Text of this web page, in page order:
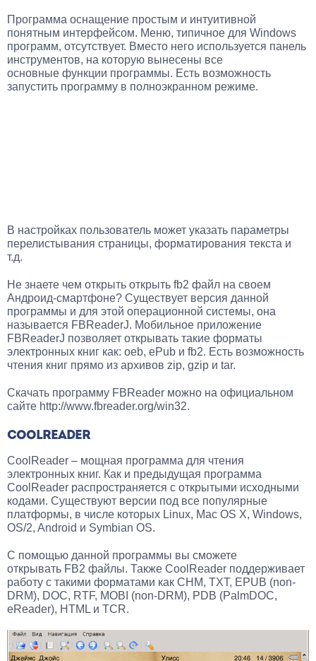
Программа оснащение простым и интуитивной
понятным интерфейсом. Меню, типичное для Windows
программ, отсутствует. Вместо него используется панель
инструментов, на которую вынесены все
основные функции программы. Есть возможность
запустить программу в полноэкранном режиме.
В настройках пользователь может указать параметры
перелистывания страницы, форматирования текста и
т.д.
Не знаете чем открыть открыть fb2 файл на своем
Андроид-смартфоне? Существует версия данной
программы и для этой операционной системы, она
называется FBReaderJ. Мобильное приложение
FBReaderJ позволяет открывать такие форматы
электронных книг как: oeb, ePub и fb2. Есть возможность
чтения книг прямо из архивов zip, gzip и tar.
Скачать программу FBReader можно на официальном
сайте http://www.fbreader.org/win32.
COOLREADER
CoolReader – мощная программа для чтения
электронных книг. Как и предыдущая программа
CoolReader распространяется с открытыми исходными
кодами. Существуют версии под все популярные
платформы, в числе которых Linux, Mac OS X, Windows,
OS/2, Android и Symbian OS.
С помощью данной программы вы сможете
открывать FB2 файлы. Также CoolReader поддерживает
работу с такими форматами как CHM, TXT, EPUB (non-
DRM), DOC, RTF, MOBI (non-DRM), PDB (PalmDOC,
eReader), HTML и TCR.